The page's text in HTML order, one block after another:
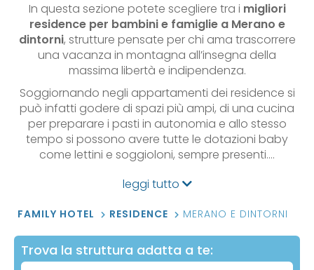
In questa sezione potete scegliere tra i migliori
residence per bambini e famiglie a Merano e
dintorni, strutture pensate per chi ama trascorrere
una vacanza in montagna all’insegna della
massima libertà e indipendenza.
Soggiornando negli appartamenti dei residence si
può infatti godere di spazi più ampi, di una cucina
per preparare i pasti in autonomia e allo stesso
tempo si possono avere tutte le dotazioni baby
come lettini e soggioloni, sempre presenti.…
leggi tutto
FAMILY HOTEL RESIDENCE MERANO E DINTORNI
Trova la struttura adatta a te: